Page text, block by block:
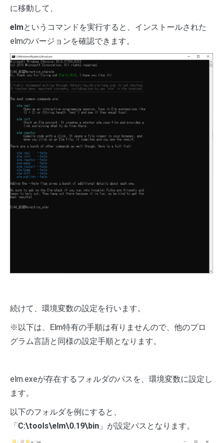
に移動して、
elmというコマンドを実行すると、インストールされた
elmのバージョンを確認できます。
続けて、環境変数の設定を行います。
※以下は、Elm特有の手順は有りませんので、他のプロ
グラム言語と同様の設定手順となります。
elm.exeが存在するフォルダのパスを、環境変数に設定し
ます。
以下のフォルダを例にすると、
「C:\tools\elm\0.19\bin 」が設定パスとなります。